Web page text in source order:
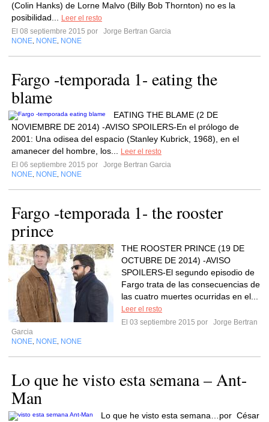
(Colin Hanks) de Lorne Malvo (Billy Bob Thornton) no es la
posibilidad...
Leer el resto
El 08 septiembre 2015 por
Jorge Bertran Garcia
NONE NONE NONE
Fargo -temporada 1- eating the
blame
EATING THE BLAME (2 DE
NOVIEMBRE DE 2014) -AVISO SPOILERS-En el prólogo de
2001: Una odisea del espacio (Stanley Kubrick, 1968), en el
amanecer del hombre, los...
Leer el resto
El 06 septiembre 2015 por
Jorge Bertran Garcia
NONE NONE NONE
Fargo -temporada 1- the rooster
prince
THE ROOSTER PRINCE (19 DE
OCTUBRE DE 2014) -AVISO
SPOILERS-El segundo episodio de
Fargo trata de las consecuencias de
las cuatro muertes ocurridas en el...
Leer el resto
El 03 septiembre 2015 por
Jorge Bertran
Garcia
NONE NONE NONE
Lo que he visto esta semana – Ant-
Man
Lo que he visto esta semana…por César